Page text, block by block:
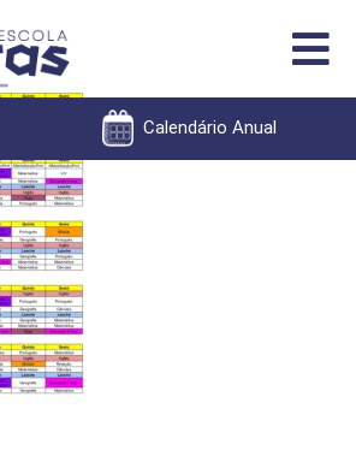
Calendário Anual